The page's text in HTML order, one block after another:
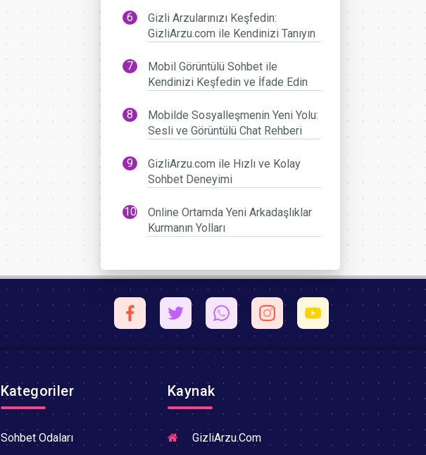
Gizli Arzularınızı Keşfedin:
GizliArzu.com ile Kendinizi Tanıyın
Mobil Görüntülü Sohbet ile
Kendinizi Keşfedin ve İfade Edin
Mobilde Sosyalleşmenin Yeni Yolu:
Sesli ve Görüntülü Chat Rehberi
GizliArzu.com ile Hızlı ve Kolay
Sohbet Deneyimi
Online Ortamda Yeni Arkadaşlıklar
Kurmanın Yolları
Kategoriler
Sohbet Odaları
Kaynak
GizliArzu.Com